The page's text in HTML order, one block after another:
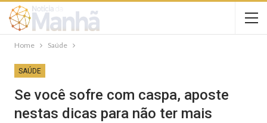
Home Saúde
SAÚDE
Se você sofre com caspa, aposte
nestas dicas para não ter mais